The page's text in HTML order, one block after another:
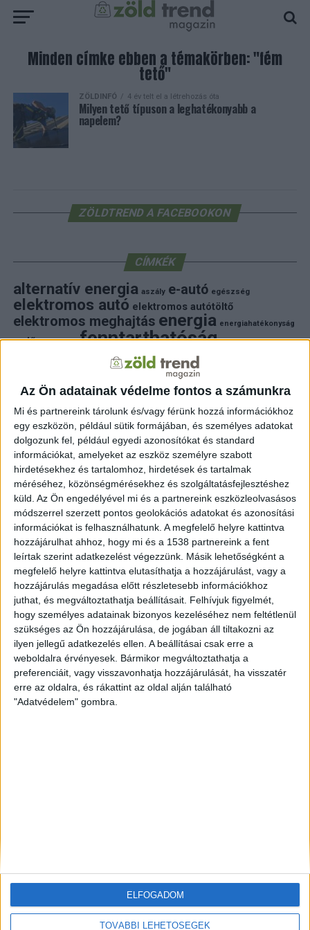
Az Ön adatainak védelme fontos a számunkra
Mi és partnereink tárolunk és/vagy férünk hozzá információkhoz
egy eszközön, például sütik formájában, és személyes adatokat
dolgozunk fel, például egyedi azonosítókat és standard
információkat, amelyeket az eszköz személyre szabott
hirdetésekhez és tartalomhoz, hirdetések és tartalmak
méréséhez, közönségmérésekhez és szolgáltatásfejlesztéshez
küld. Az Ön engedélyével mi és a partnereink eszközleolvasásos
módszerrel szerzett pontos geolokációs adatokat és azonosítási
információkat is felhasználhatunk. A megfelelő helyre kattintva
hozzájárulhat ahhoz, hogy mi és a 1538 partnereink a fent
leírtak szerint adatkezelést végezzünk. Másik lehetőségként a
megfelelő helyre kattintva elutasíthatja a hozzájárulást, vagy a
hozzájárulás megadása előtt részletesebb információkhoz
juthat, és megváltoztathatja beállításait. Felhívjuk figyelmét,
hogy személyes adatainak bizonyos kezeléséhez nem feltétlenül
szükséges az Ön hozzájárulása, de jogában áll tiltakozni az
ilyen jellegű adatkezelés ellen. A beállításai csak erre a
weboldalra érvényesek. Bármikor megváltoztathatja a
preferenciáit, vagy visszavonhatja hozzájárulását, ha visszatér
erre az oldalra, és rákattint az oldal alján található
"Adatvédelem" gombra.
TOVÁBBI LEHETŐSÉGEK
ELFOGADOM
Minden címke ebben a témakörben: "fém
tető"
ZÖLDINFÓ 4 év telt el a létrehozás óta
Milyen tető típuson a leghatékonyabb a
napelem?
ZÖLDTREND A FACEBOOKON
CÍMKÉK
alternatív energia aszály e-autó egészség
elektromos autó elektromos autótöltő
elektromos meghajtás energia energiahatékonyság
erdő fejlesztés fenntarthatóság fotovoltaikus
hulladék időjárás klímaváltozás
környezet
környezetvédelem környezetvédelmi hírek
közlekedés megújuló energia mezőgazdaság
napelemnapelemeknapenergia
naperőmű solar solar energy szelektiv hulladék természet
természetvédelem villamosenergia villanyautó víz
autó
zöld energia zöld energiaforrás zöld hirek
állatvédelem áram életmód újrahasznosítás
FRISS HÍREK
ZÖLDINFÓ 17 óra telt el a létrehozás óta
Lakóházakat, vállalkozásokat és legelőket is
veszélyeztetnek az amerikai erdőtüzek
ZÖLD ENERGIA 19 óra telt el a létrehozás óta
Rekordokat döntő úszó szélerőművet állított
üzembe Kína a Dél-kínai-tengeren
ZÖLDINFÓ 21 óra telt el a létrehozás óta
A Velencei-tó ökológiai állapotát javítják: tíz
helyszínen indulnak élőhelyvédelmi munkák
ZÖLDINFÓ 21 óra telt el a létrehozás óta